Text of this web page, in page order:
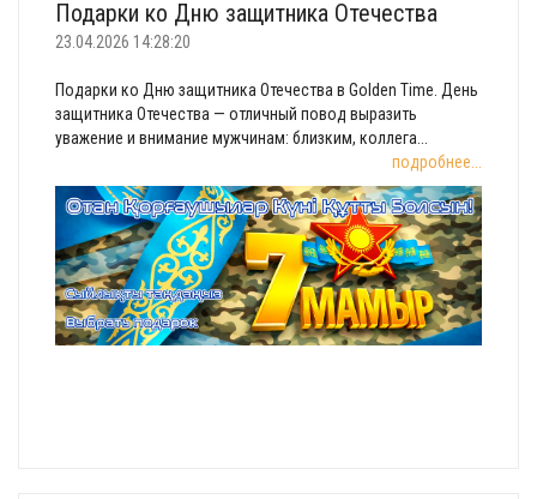
Подарки ко Дню защитника Отечества
23.04.2026 14:28:20
Подарки ко Дню защитника Отечества в Golden Time. День
защитника Отечества — отличный повод выразить
уважение и внимание мужчинам: близким, коллега...
подробнее...